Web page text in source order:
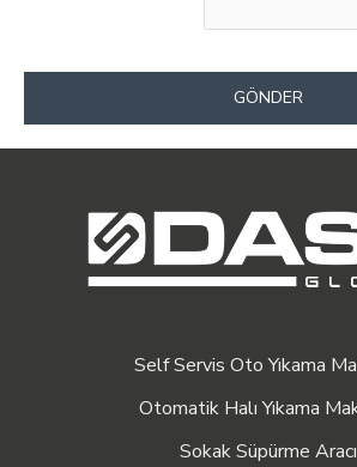
GÖNDER
Self Servis Oto Yıkama
Otomatik Halı Yıkama
Sokak Süpürme Aracı